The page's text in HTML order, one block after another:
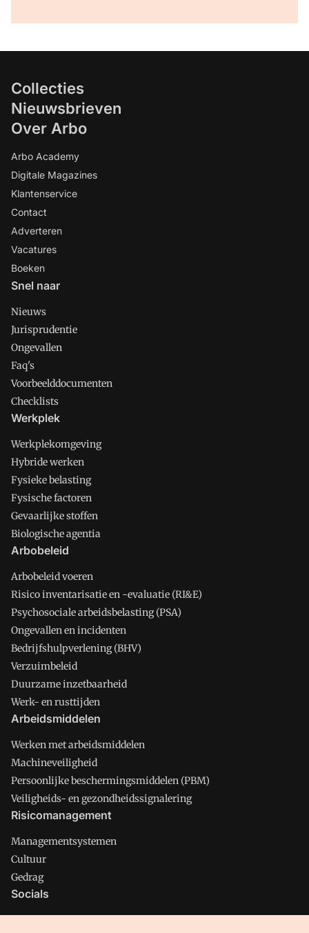
Collecties
Nieuwsbrieven
Over Arbo
Arbo Academy
Digitale Magazines
Klantenservice
Contact
Adverteren
Vacatures
Boeken
Snel naar
Nieuws
Jurisprudentie
Ongevallen
Faq's
Voorbeelddocumenten
Checklists
Werkplek
Werkplekomgeving
Hybride werken
Fysieke belasting
Fysische factoren
Gevaarlijke stoffen
Biologische agentia
Arbobeleid
Arbobeleid voeren
Risico inventarisatie en -evaluatie (RI&E)
Psychosociale arbeidsbelasting (PSA)
Ongevallen en incidenten
Bedrijfshulpverlening (BHV)
Verzuimbeleid
Duurzame inzetbaarheid
Werk- en rusttijden
Arbeidsmiddelen
Werken met arbeidsmiddelen
Machineveiligheid
Persoonlijke beschermingsmiddelen (PBM)
Veiligheids- en gezondheidssignalering
Risicomanagement
Managementsystemen
Cultuur
Gedrag
Socials